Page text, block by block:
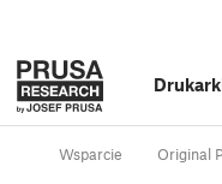
Wsparcie Original